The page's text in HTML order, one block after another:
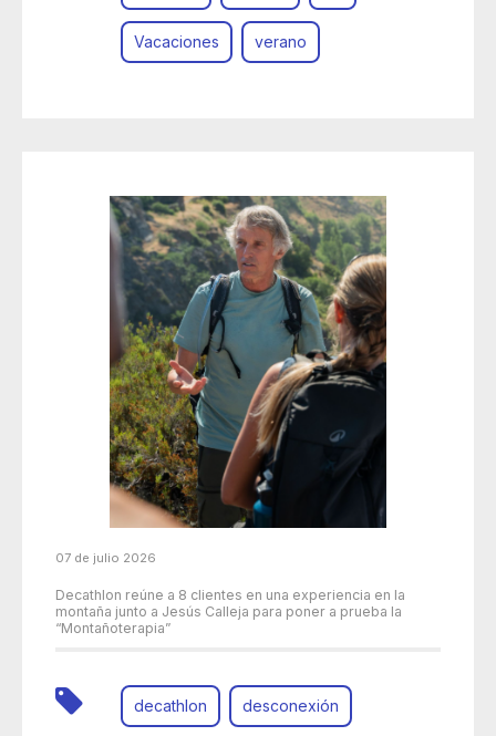
Vacaciones verano
07 de julio 2026
Decathlon reúne a 8 clientes en una experiencia en la
montaña junto a Jesús Calleja para poner a prueba la
“Montañoterapia”
decathlon desconexión